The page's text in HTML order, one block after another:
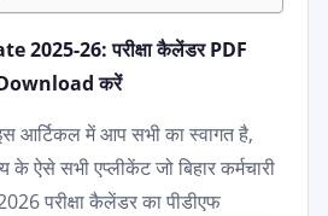
2025-26: परीक्षा कैलेंडर PDF
करें
आर्टिकल में आप सभी का स्वागत है,
के ऐसे सभी एप्लीकेंट जो बिहार कर्मचारी
परीक्षा कैलेंडर का पीडीएफ